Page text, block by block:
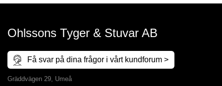
Ohlssons Tyger & Stuvar AB
Få svar på dina frågor i vårt kundforum >
Gräddvägen 29, Umeå